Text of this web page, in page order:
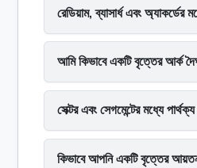
রেডিয়াম, ব্যাসার্ধ এবং অ্যাকর্ডের
আমি কিভাবে একটি বৃত্তের আর্ক
সেক্টর এবং সেগমেন্টের মধ্যে
কিভাবে আপনি একটি বৃত্তের